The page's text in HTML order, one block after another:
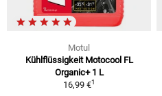
Motul
Kühlflüssigkeit Motocool FL
Organic+ 1 L
16,99 €1